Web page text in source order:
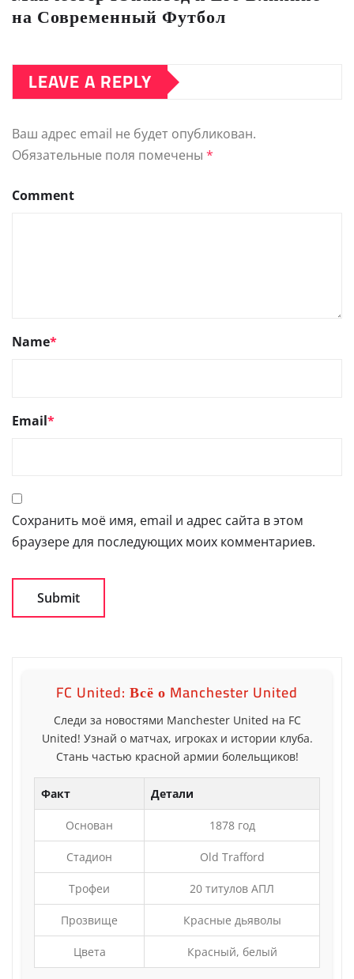
на Современный Футбол
LEAVE A REPLY
Ваш адрес email не будет опубликован.
Обязательные поля помечены *
Comment
Name*
Email*
Сохранить моё имя, email и адрес сайта в этом
браузере для последующих моих комментариев.
FC United: Всё о Manchester United
Следи за новостями Manchester United на FC
United! Узнай о матчах, игроках и истории клуба.
Стань частью красной армии болельщиков!
Факт Детали
Основан 1878 год
Стадион Old Trafford
Трофеи 20 титулов АПЛ
Прозвище Красные дьяволы
Цвета Красный, белый